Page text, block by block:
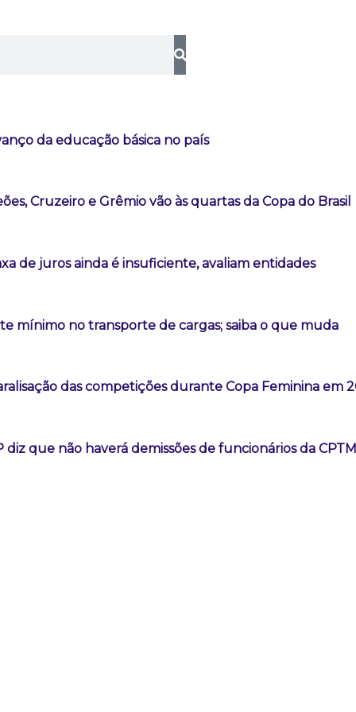
da educação básica no país
Cruzeiro e Grêmio vão às quartas da Copa do Brasil
de juros ainda é insuficiente, avaliam entidades
mínimo no transporte de cargas; saiba o que muda
das competições durante Copa Feminina em
diz que não haverá demissões de funcionários da CPTM